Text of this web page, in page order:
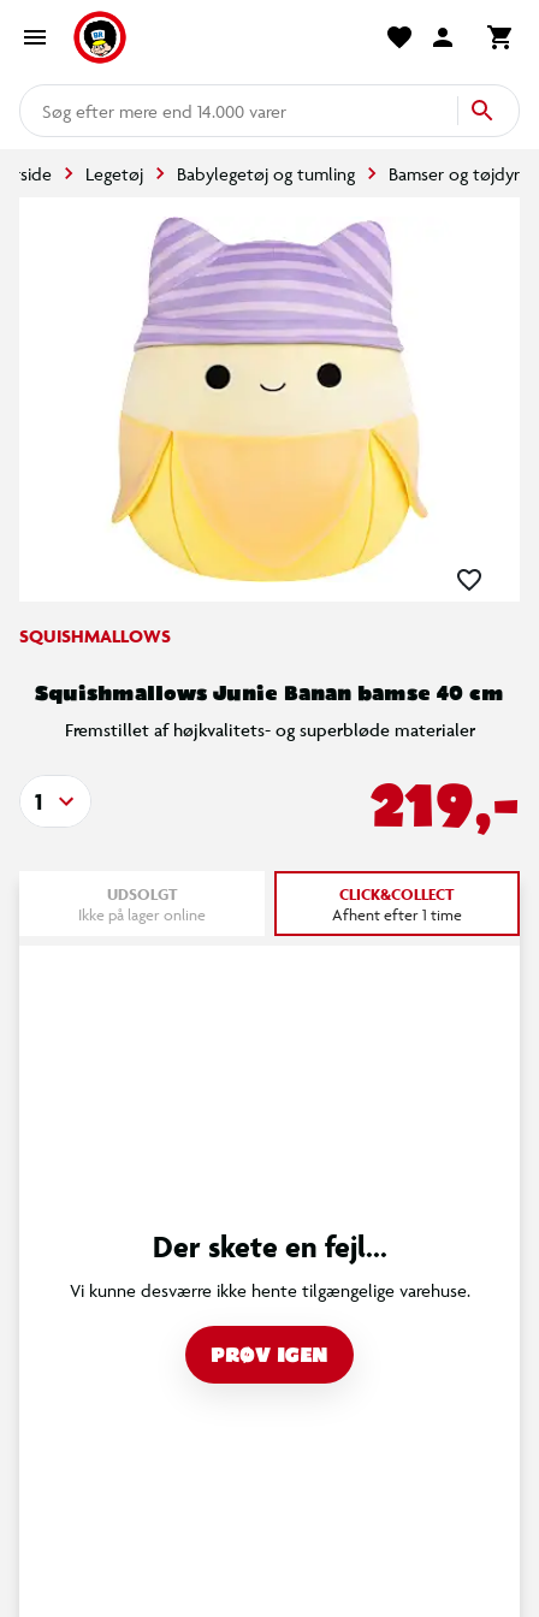
mere end 14.000 varer
Legetøj Babylegetøj og tumling Bamser og tøjdyr
SQUISHMALLOWS
Squishmallows Junie Banan bamse 40 cm
Fremstillet af højkvalitets- og superbløde materialer
219,-
1
UDSOLGT
Ikke på lager online
CLICK&COLLECT
Afhent efter 1 time
Der skete en fejl...
Vi kunne desværre ikke hente tilgængelige varehuse.
PRØV IGEN